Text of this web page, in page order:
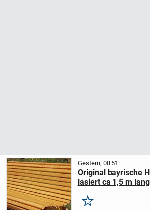
Gestern, 08:51
Original bayrische
lasiert ca 1,5 m
Merken